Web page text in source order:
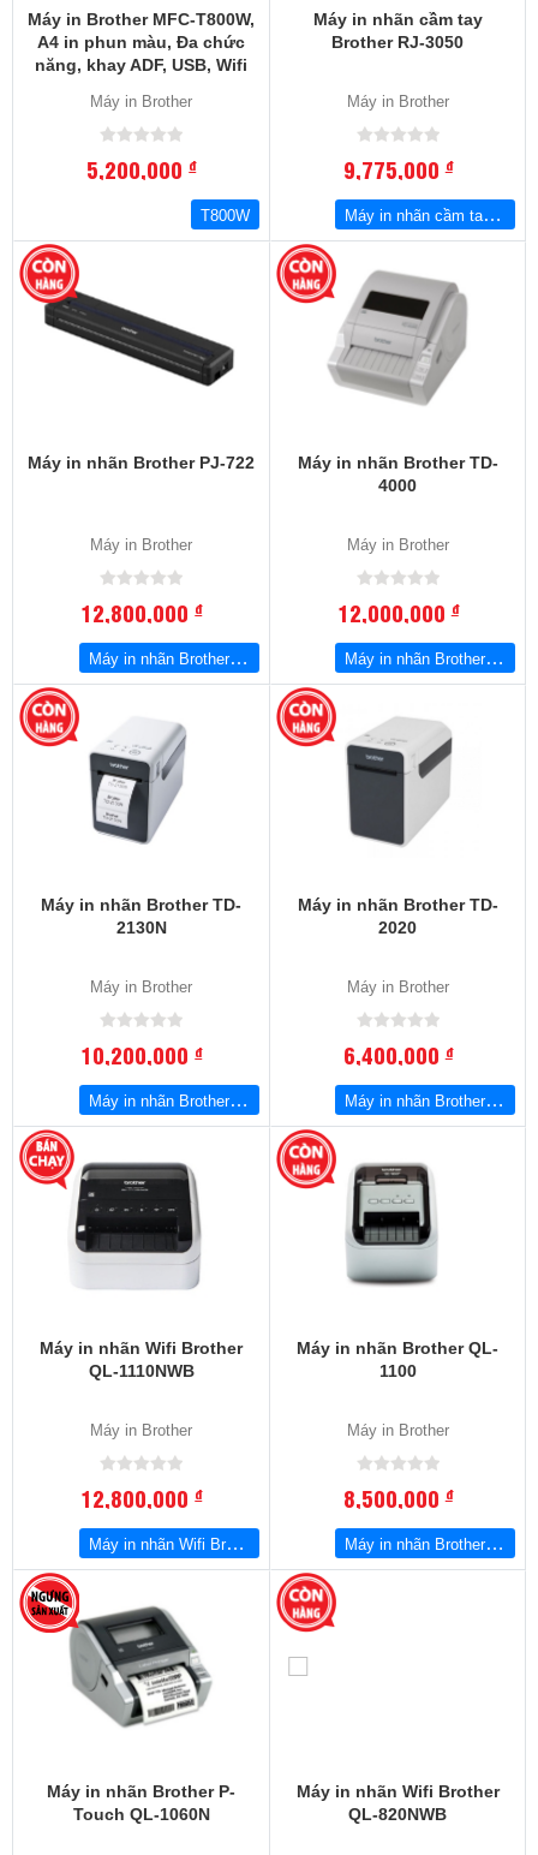
Máy in Brother MFC-T800W,
A4 in phun màu, Đa chức
năng, khay ADF, USB, Wifi
Máy in Brother
5,200,000đ
T800W
Máy in nhãn cầm tay
Brother RJ-3050
Máy in Brother
9,775,000đ
Máy in nhãn cầm tay Brother RJ-3050
Máy in nhãn Brother PJ-722
Máy in Brother
12,800,000đ
Máy in nhãn Brother PJ-722
Máy in nhãn Brother TD-
4000
Máy in Brother
12,000,000đ
Máy in nhãn Brother TD-4000
Máy in nhãn Brother TD-
2130N
Máy in Brother
10,200,000đ
Máy in nhãn Brother TD-2130N
Máy in nhãn Brother TD-
2020
Máy in Brother
6,400,000đ
Máy in nhãn Brother TD-2020
Máy in nhãn Wifi Brother
QL-1110NWB
Máy in Brother
12,800,000đ
Máy in nhãn Wifi Brother QL-1110NWB
Máy in nhãn Brother QL-
1100
Máy in Brother
8,500,000đ
Máy in nhãn Brother QL-1100
Máy in nhãn Brother P-
Touch QL-1060N
Máy in nhãn Wifi Brother
QL-820NWB